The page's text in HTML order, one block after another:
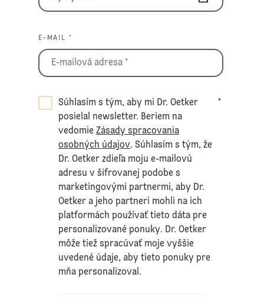
E-MAIL *
Súhlasím s tým, aby mi Dr. Oetker
posielal newsletter. Beriem na
vedomieZásady spracovania
osobných údajov. Súhlasím s tým, že
Dr. Oetker zdieľa moju e-mailovú
adresu v šifrovanej podobe s
marketingovými partnermi, aby Dr.
Oetker a jeho partneri mohli na ich
platformách používať tieto dáta pre
personalizované ponuky. Dr. Oetker
môže tiež spracúvať moje vyššie
uvedené údaje, aby tieto ponuky pre
mňa personalizoval.
*